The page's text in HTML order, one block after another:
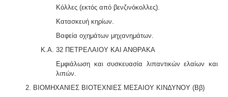
Κόλλες (εκτός από βενζινόκολλες).
Κατασκευή κηρίων.
Βαφεία οχημάτων μηχανημάτων.
Κ.Α. 32 ΠΕΤΡΕΛΑΙΟΥ ΚΑΙ ΑΝΘΡΑΚΑ
Εμφιάλωση και συσκευασία λιπαντικών ελαίων και
λιπών.
2. ΒΙΟΜΗΧΑΝΙΕΣ ΒΙΟΤΕΧΝΙΕΣ ΜΕΣΑΙΟΥ ΚΙΝΔΥΝΟΥ (Ββ)